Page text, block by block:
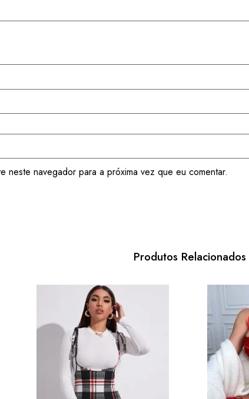
neste navegador para a próxima vez que eu comentar.
Produtos Relacionados